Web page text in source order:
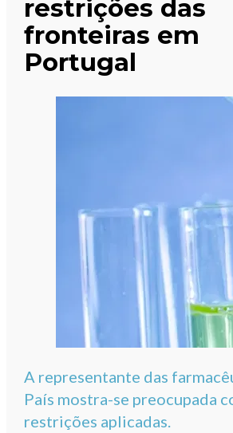
restrições das
fronteiras em
Portugal
A representante das
País mostra-se preocupada
restrições aplicadas.